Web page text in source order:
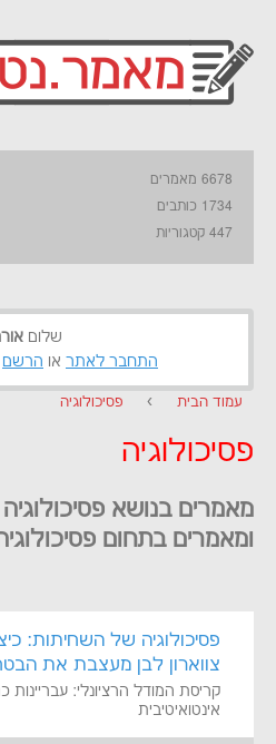
שלום
התחבר לאתר או הרשם
6678 מאמרים
1734 כותבים
447 קטגוריות
עמוד הבית › פסיכולוגיה
פסיכולוגיה
מאמרים בנושא
ומאמרים בתחום
פסיכולוגיה של השחיתות:
צווארון לבן מעצבת את
קריסת המודל הרציונלי:
אינטואיטיבית